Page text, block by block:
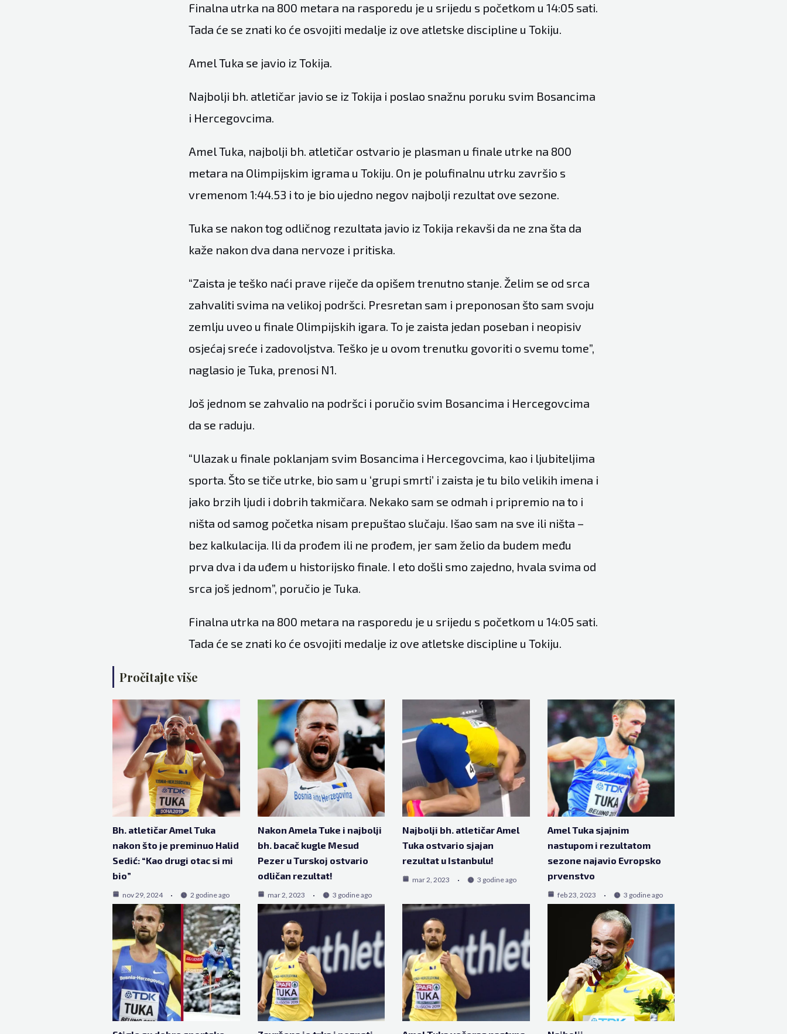
Finalna utrka na 800 metara na rasporedu je u srijedu s početkom u 14:05 sati.
Tada će se znati ko će osvojiti medalje iz ove atletske discipline u Tokiju.
Amel Tuka se javio iz Tokija.
Najbolji bh. atletičar javio se iz Tokija i poslao snažnu poruku svim Bosancima
i Hercegovcima.
Amel Tuka, najbolji bh. atletičar ostvario je plasman u finale utrke na 800
metara na Olimpijskim igrama u Tokiju. On je polufinalnu utrku završio s
vremenom 1:44.53 i to je bio ujedno negov najbolji rezultat ove sezone.
Tuka se nakon tog odličnog rezultata javio iz Tokija rekavši da ne zna šta da
kaže nakon dva dana nervoze i pritiska.
“Zaista je teško naći prave riječe da opišem trenutno stanje. Želim se od srca
zahvaliti svima na velikoj podršci. Presretan sam i preponosan što sam svoju
zemlju uveo u finale Olimpijskih igara. To je zaista jedan poseban i neopisiv
osjećaj sreće i zadovoljstva. Teško je u ovom trenutku govoriti o svemu tome”,
naglasio je Tuka, prenosi N1.
Još jednom se zahvalio na podršci i poručio svim Bosancima i Hercegovcima
da se raduju.
“Ulazak u finale poklanjam svim Bosancima i Hercegovcima, kao i ljubiteljima
sporta. Što se tiče utrke, bio sam u ‘grupi smrti’ i zaista je tu bilo velikih imena i
jako brzih ljudi i dobrih takmičara. Nekako sam se odmah i pripremio na to i
ništa od samog početka nisam prepuštao slučaju. Išao sam na sve ili ništa –
bez kalkulacija. Ili da prođem ili ne prođem, jer sam želio da budem među
prva dva i da uđem u historijsko finale. I eto došli smo zajedno, hvala svima od
srca još jednom”, poručio je Tuka.
Finalna utrka na 800 metara na rasporedu je u srijedu s početkom u 14:05 sati.
Tada će se znati ko će osvojiti medalje iz ove atletske discipline u Tokiju.
Pročitajte više
Bh. atletičar Amel Tuka
nakon što je preminuo Halid
Sedić: “Kao drugi otac si mi
bio”
nov 29, 2024 2 godine ago
Nakon Amela Tuke i najbolji
bh. bacač kugle Mesud
Pezer u Turskoj ostvario
odličan rezultat!
mar 2, 2023 3 godine ago
Najbolji bh. atletičar Amel
Tuka ostvario sjajan
rezultat u Istanbulu!
mar 2, 2023 3 godine ago
Amel Tuka sjajnim
nastupom i rezultatom
sezone najavio Evropsko
prvenstvo
feb 23, 2023 3 godine ago